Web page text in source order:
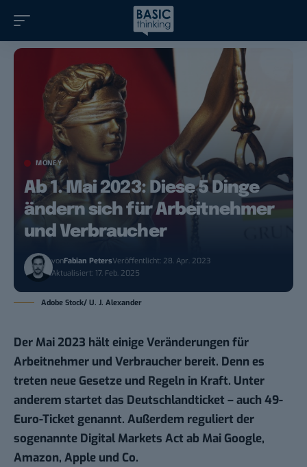
MONEY
Ab 1. Mai 2023: Diese 5 Dinge
ändern sich für Arbeitnehmer
und Verbraucher
vonFabian PetersVeröffentlicht: 28. Apr. 2023
Aktualisiert: 17. Feb. 2025
Adobe Stock/ U. J. Alexander
Der Mai 2023 hält einige Veränderungen für
Arbeitnehmer und Verbraucher bereit. Denn es
treten neue Gesetze und Regeln in Kraft. Unter
anderem startet das Deutschlandticket – auch 49-
Euro-Ticket genannt. Außerdem reguliert der
sogenannte Digital Markets Act ab Mai Google,
Amazon, Apple und Co.